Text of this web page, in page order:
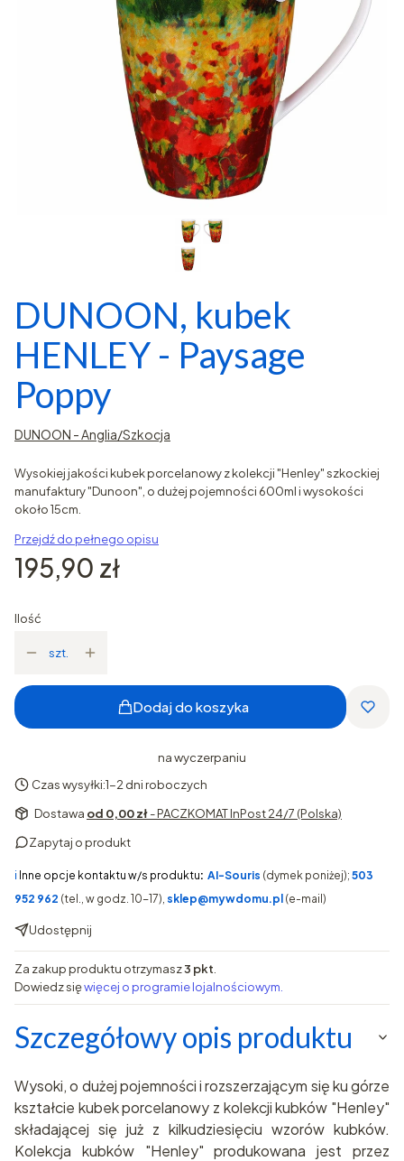
DUNOON, kubek
HENLEY - Paysage
Poppy
DUNOON - Anglia/Szkocja
Wysokiej jakości kubek porcelanowy z kolekcji "Henley" szkockiej
manufaktury "Dunoon", o dużej pojemności 600ml i wysokości
około 15cm.
Przejdź do pełnego opisu
Cena
195,90 zł
Ilość
szt.
Dodaj do koszyka
na wyczerpaniu
Czas wysyłki:1-2 dni roboczych
Dostawa od 0,00 zł- PACZKOMAT InPost 24/7 (Polska)
Zapytaj o produkt
ℹ️ Inne opcje kontaktu w/s produktu: AI-Souris (dymek poniżej); 503
952 962 (tel., w godz. 10-17), sklep@mywdomu.pl (e-mail)
Udostępnij
Za zakup produktu otrzymasz3 pkt
Dowiedz sięwięcej o programie lojalnościowym.
Szczegółowy opis produktu
Wysoki, o dużej pojemności i rozszerzającym się ku górze
kształcie kubek porcelanowy z kolekcji kubków "Henley"
składającej się już z kilkudziesięciu wzorów kubków.
Kolekcja kubków "Henley" produkowana jest przez